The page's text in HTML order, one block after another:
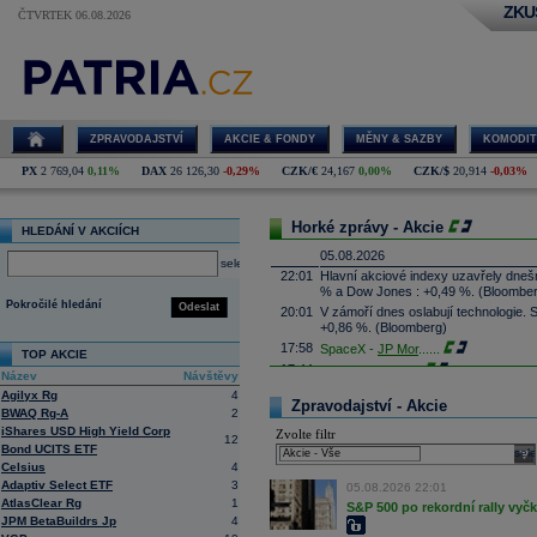
ČTVRTEK 06.08.2026
ZPRAVODAJSTVÍ AKCIE & FONDY MĚNY & SAZBY
PX 2 769,04 0,11% DAX 26 126,30 -0,29% CZK/€ 24,167 0,00% CZK/$ 20,914 -0,03%
HLEDÁNÍ V AKCIÍCH
select
Odeslat
Pokročilé hledání
TOP AKCIE
Název
Návštěvy
Agilyx Rg
4
BWAQ Rg-A
2
iShares USD High Yield Corp
Bond UCITS ETF
12
Celsius
4
Adaptiv Select ETF
3
AtlasClear Rg
1
JPM BetaBuildrs Jp
4
Horké zprávy - Akcie
05.08.2026
22:01
Hlavní akciové indexy uzavřely
% a Dow Jones : +0,49 %.
20:01
V zámoří dnes oslabují technologie.
+0,86 %. (Bloomberg)
17:58 SpaceX - JP Mor......
17:44 Palantir Techno...
17:16 Booking.com - T...
17:08 CSG získala podíl v kanadské
systémy, technologie protivzdušné
výši podílu ale nesdělila. Cílem
prosadit je zejména na trzích
16:45
Arista Networks...
16:27
AMD-
Zpravodajství - Akcie
Zvolte filtr
05.08.2026 22:01
S&P 500 po rekordní rally